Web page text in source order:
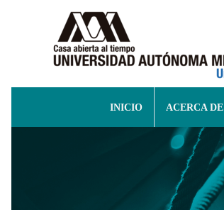
INICIO ACERCA DE